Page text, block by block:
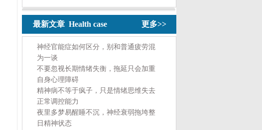
最新文章 Health case 更多>>
神经官能症如何区分，别和普通疲劳混
为一谈
不要忽视长期情绪失衡，拖延只会加重
自身心理障碍
精神病不等于疯子，只是情绪思维失去
正常调控能力
夜里多梦易醒睡不沉，神经衰弱拖垮整
日精神状态